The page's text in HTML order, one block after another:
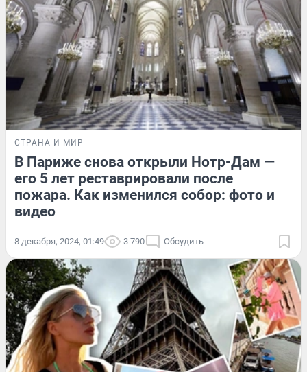
СТРАНА И МИР
В Париже снова открыли Нотр-Дам —
его 5 лет реставрировали после
пожара. Как изменился собор: фото и
видео
8 декабря, 2024, 01:49 3 790 Обсудить